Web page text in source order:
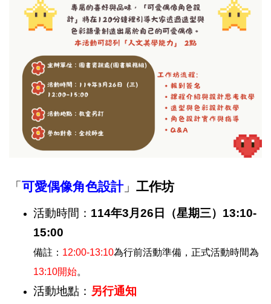
「 可愛偶像角色設計」 工作坊
活動時間： 114年3月26日（星期三）13:10-
15:00
備註： 12:00-13:10為行前活動準備，正式活動時間為
13:10開始。
活動地點： 另行通知